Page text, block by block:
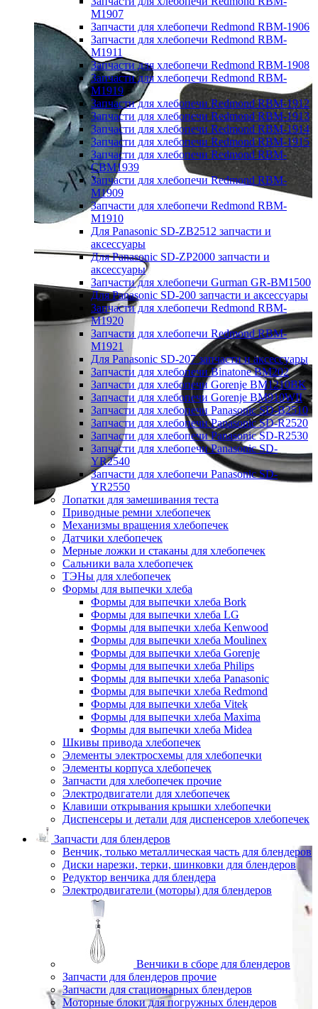
M1907
Запчасти для хлебопечи Redmond RBM-1906
Запчасти для хлебопечи Redmond RBM-
M1911
Запчасти для хлебопечи Redmond RBM-1908
Запчасти для хлебопечи Redmond RBM-
M1919
Запчасти для хлебопечи Redmond RBM-1912
Запчасти для хлебопечи Redmond RBM-1913
Запчасти для хлебопечи Redmond RBM-1914
Запчасти для хлебопечи Redmond RBM-1915
Запчасти для хлебопечи Redmond RBM-
CBM1939
Запчасти для хлебопечи Redmond RBM-
M1909
Запчасти для хлебопечи Redmond RBM-
M1910
Для Panasonic SD-ZB2512 запчасти и
аксессуары
Для Panasonic SD-ZP2000 запчасти и
аксессуары
Запчасти для хлебопечи Gurman GR-BM1500
Для Panasonic SD-200 запчасти и аксессуары
Запчасти для хлебопечи Redmond RBM-
M1920
Запчасти для хлебопечи Redmond RBM-
M1921
Для Panasonic SD-207 запчасти и аксессуары
Запчасти для хлебопечи Binatone BM202
Запчасти для хлебопечи Gorenje BM1210BK
Запчасти для хлебопечи Gorenje BM910WII
Запчасти для хлебопечи Panasonic SD-B2510
Запчасти для хлебопечи Panasonic SD-R2520
Запчасти для хлебопечи Panasonic SD-R2530
Запчасти для хлебопечи Panasonic SD-
YR2540
Запчасти для хлебопечи Panasonic SD-
YR2550
Лопатки для замешивания теста
Приводные ремни хлебопечек
Механизмы вращения хлебопечек
Датчики хлебопечек
Мерные ложки и стаканы для хлебопечек
Сальники вала хлебопечек
ТЭНы для хлебопечек
Формы для выпечки хлеба
Формы для выпечки хлеба Bork
Формы для выпечки хлеба LG
Формы для выпечки хлеба Kenwood
Формы для выпечки хлеба Moulinex
Формы для выпечки хлеба Gorenje
Формы для выпечки хлеба Philips
Формы для выпечки хлеба Panasonic
Формы для выпечки хлеба Redmond
Формы для выпечки хлеба Vitek
Формы для выпечки хлеба Maxima
Формы для выпечки хлеба Midea
Шкивы привода хлебопечек
Элементы электросхемы для хлебопечки
Элементы корпуса хлебопечек
Запчасти для хлебопечек прочие
Электродвигатели для хлебопечек
Клавиши открывания крышки хлебопечки
Диспенсеры и детали для диспенсеров хлебопечек
Запчасти для блендеров
Венчик, только металлическая часть для блендеров
Диски нарезки, терки, шинковки для блендеров
Редуктор венчика для блендера
Электродвигатели (моторы) для блендеров
Венчики в сборе для блендеров
Запчасти для блендеров прочие
Запчасти для стационарных блендеров
Моторные блоки для погружных блендеров